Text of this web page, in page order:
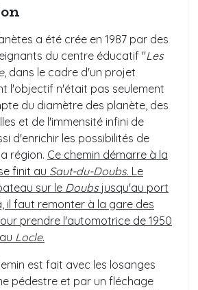
a été crée en 1987 par des
du centre éducatif "Les
, dans le cadre d'un projet
l'objectif n'était pas seulement
du diamètre des planète, des
et de l'immensité infini de
d'enrichir les possibilités de
région. Ce chemin démarre à la
finit au Saut-du-Doubs. Le
sur le Doubs jusqu'au port
il faut remonter à la gare des
prendre l'automotrice de 1950
Locle.
est fait avec les losanges
pédestre et par un fléchage